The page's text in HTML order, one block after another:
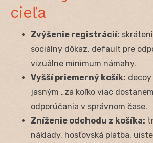
cieľa
Zvýšenie registrácií:
sociálny dôkaz, default pre
vizuálne minimum námahy.
Vyšší priemerný košík:
jasným „za koľko viac
odporúčania v správnom čase.
Zníženie odchodu z košíka:
náklady, hosťovská platba,